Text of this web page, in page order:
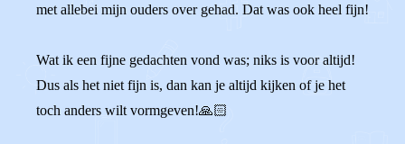
met allebei mijn ouders over gehad. Dat was ook heel fijn!
Wat ik een fijne gedachten vond was; niks is voor altijd!
Dus als het niet fijn is, dan kan je altijd kijken of je het
toch anders wilt vormgeven!🙏🏻